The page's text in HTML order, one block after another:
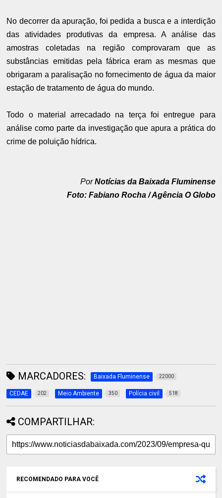
No decorrer da apuração, foi pedida a busca e a interdição
das atividades produtivas da empresa. A análise das
amostras coletadas na região comprovaram que as
substâncias emitidas pela fábrica eram as mesmas que
obrigaram a paralisação no fornecimento de água da maior
estação de tratamento de água do mundo.
Todo o material arrecadado na terça foi entregue para
análise como parte da investigação que apura a prática do
crime de poluição hídrica.
PorNotícias da Baixada Fluminense
Foto: Fabiano Rocha / Agência O Globo
MARCADORES: Baixada Fluminense 22000
CEDAE 202 Meio Ambiente 350 Polícia civil 518
COMPARTILHAR:
RECOMENDADO PARA VOCÊ